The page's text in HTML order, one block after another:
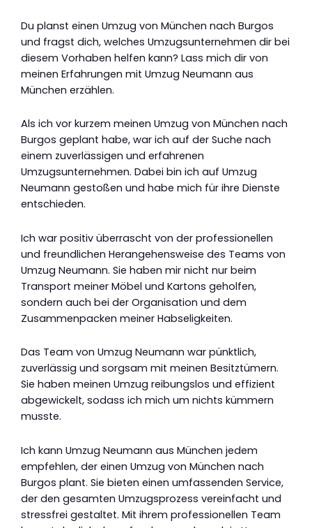
Du planst einen Umzug von München nach Burgos
und fragst dich, welches Umzugsunternehmen dir bei
diesem Vorhaben helfen kann? Lass mich dir von
meinen Erfahrungen mit Umzug Neumann aus
München erzählen.
Als ich vor kurzem meinen Umzug von München nach
Burgos geplant habe, war ich auf der Suche nach
einem zuverlässigen und erfahrenen
Umzugsunternehmen. Dabei bin ich auf Umzug
Neumann gestoßen und habe mich für ihre Dienste
entschieden.
Ich war positiv überrascht von der professionellen
und freundlichen Herangehensweise des Teams von
Umzug Neumann. Sie haben mir nicht nur beim
Transport meiner Möbel und Kartons geholfen,
sondern auch bei der Organisation und dem
Zusammenpacken meiner Habseligkeiten.
Das Team von Umzug Neumann war pünktlich,
zuverlässig und sorgsam mit meinen Besitztümern.
Sie haben meinen Umzug reibungslos und effizient
abgewickelt, sodass ich mich um nichts kümmern
musste.
Ich kann Umzug Neumann aus München jedem
empfehlen, der einen Umzug von München nach
Burgos plant. Sie bieten einen umfassenden Service,
der den gesamten Umzugsprozess vereinfacht und
stressfrei gestaltet. Mit ihrem professionellen Team